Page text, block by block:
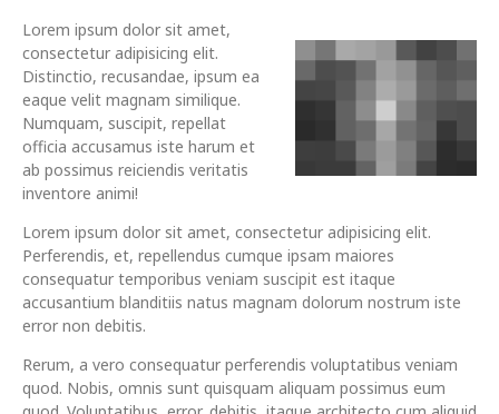
Lorem ipsum dolor sit amet,
consectetur adipisicing elit.
Distinctio, recusandae, ipsum ea
eaque velit magnam similique.
Numquam, suscipit, repellat
officia accusamus iste harum et
ab possimus reiciendis veritatis
inventore animi!
Lorem ipsum dolor sit amet, consectetur adipisicing elit.
Perferendis, et, repellendus cumque ipsam maiores
consequatur temporibus veniam suscipit est itaque
accusantium blanditiis natus magnam dolorum nostrum iste
error non debitis.
Rerum, a vero consequatur perferendis voluptatibus veniam
quod. Nobis, omnis sunt quisquam aliquam possimus eum